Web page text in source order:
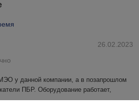
26.02.2023
у данной компании, а в позапрошлом
ПБР. Оборудование работает,